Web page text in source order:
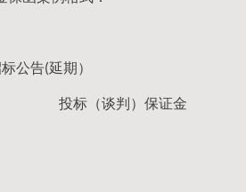
公告(延期）
投标（谈判）保证金